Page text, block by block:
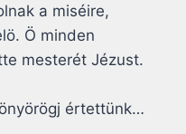
a miséire,
Ö minden
mesterét Jézust.
értettünk…